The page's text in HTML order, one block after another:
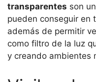
transparentes son
pueden conseguir en
además de permitir
como filtro de la luz
y creando ambientes